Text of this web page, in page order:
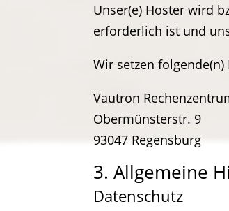
Unser(e) Hoster wird
erforderlich ist und
Wir setzen folgende(n)
Vautron
Obermünsterstr. 9
93047 Regensburg
3. Allgemeine
Datenschutz